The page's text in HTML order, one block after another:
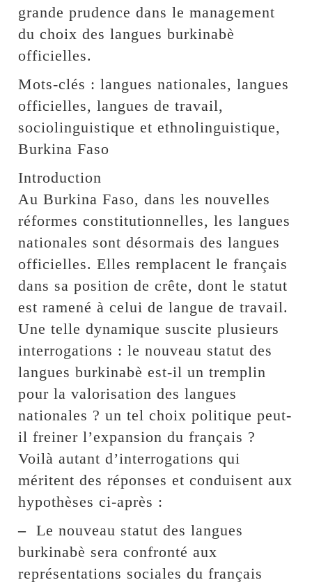
grande prudence dans le management
du choix des langues burkinabè
officielles.
Mots-clés : langues nationales, langues
officielles, langues de travail,
sociolinguistique et ethnolinguistique,
Burkina Faso
Introduction
Au Burkina Faso, dans les nouvelles
réformes constitutionnelles, les langues
nationales sont désormais des langues
officielles. Elles remplacent le français
dans sa position de crête, dont le statut
est ramené à celui de langue de travail.
Une telle dynamique suscite plusieurs
interrogations : le nouveau statut des
langues burkinabè est-il un tremplin
pour la valorisation des langues
nationales ? un tel choix politique peut-
il freiner l’expansion du français ?
Voilà autant d’interrogations qui
méritent des réponses et conduisent aux
hypothèses ci-après :
– Le nouveau statut des langues
burkinabè sera confronté aux
représentations sociales du français